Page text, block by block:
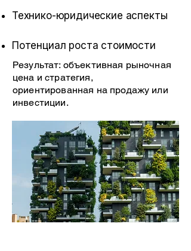
Технико-юридические аспекты
Потенциал роста стоимости
Результат: объективная рыночная
цена и стратегия,
ориентированная на продажу или
инвестиции.